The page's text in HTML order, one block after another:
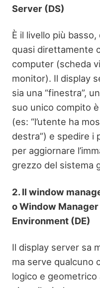
Server (DS)
È il livello più
quasi direttamente
computer (scheda
monitor). Il display
sia una “finestra”,
suo unico compito
(es: “l’utente ha
destra”) e spedire i
per aggiornare
grezzo del sistema
2. Il window
o Window
Environment (DE)
Il display server sa
ma serve qualcuno
logico e geometrico